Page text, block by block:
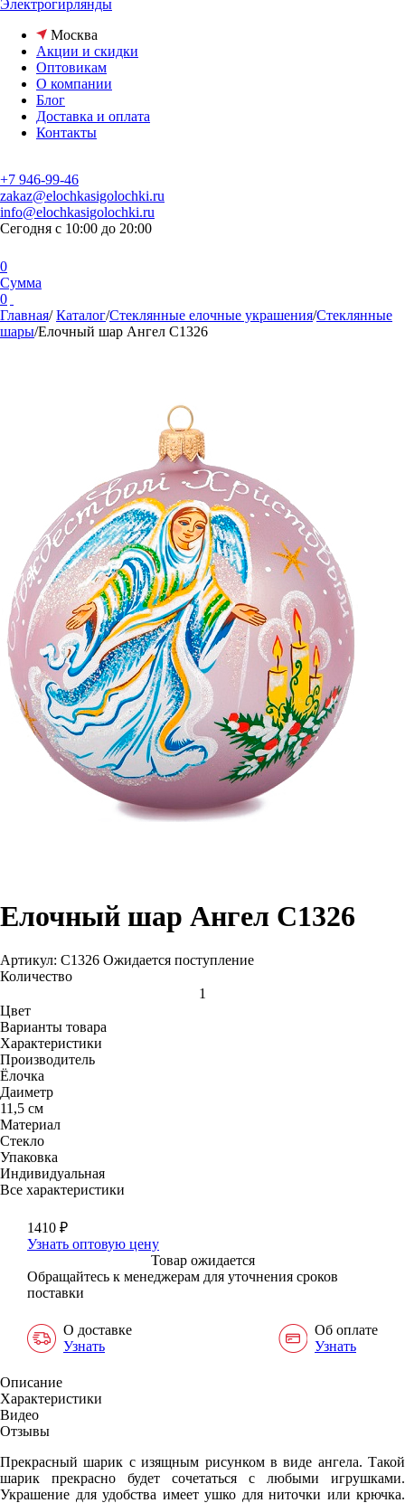
Электрогирлянды
Москва
Акции и скидки
Оптовикам
О компании
Блог
Доставка и оплата
Контакты
+7 946-99-46
zakaz@elochkasigolochki.ru
info@elochkasigolochki.ru
Сегодня с 10:00 до 20:00
0
Сумма
0
Главная/ Каталог/Стеклянные елочные украшения/Стеклянные
шары/Елочный шар Ангел С1326
Елочный шар Ангел С1326
Артикул: С1326 Ожидается поступление
Количество
Цвет
Варианты товара
Характеристики
Производитель
Ёлочка
Даиметр
11,5 см
Материал
Стекло
Упаковка
Индивидуальная
Все характеристики
1410 ₽
Узнать оптовую цену
Товар ожидается
Обращайтесь к менеджерам для уточнения сроков
поставки
О доставке
Узнать
Об оплате
Узнать
Описание
Характеристики
Видео
Отзывы
Прекрасный шарик с изящным рисунком в виде ангела. Такой
шарик прекрасно будет сочетаться с любыми игрушками.
Украшение для удобства имеет ушко для ниточки или крючка.